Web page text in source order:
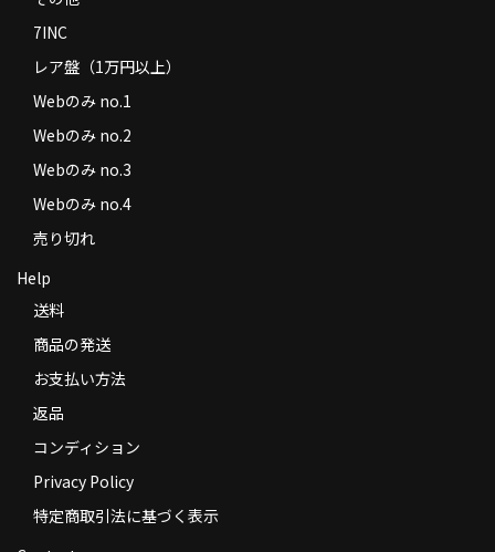
7INC
レア盤（1万円以上）
Webのみ no.1
Webのみ no.2
Webのみ no.3
Webのみ no.4
売り切れ
Help
送料
商品の発送
お支払い方法
返品
コンディション
Privacy Policy
特定商取引法に基づく表示